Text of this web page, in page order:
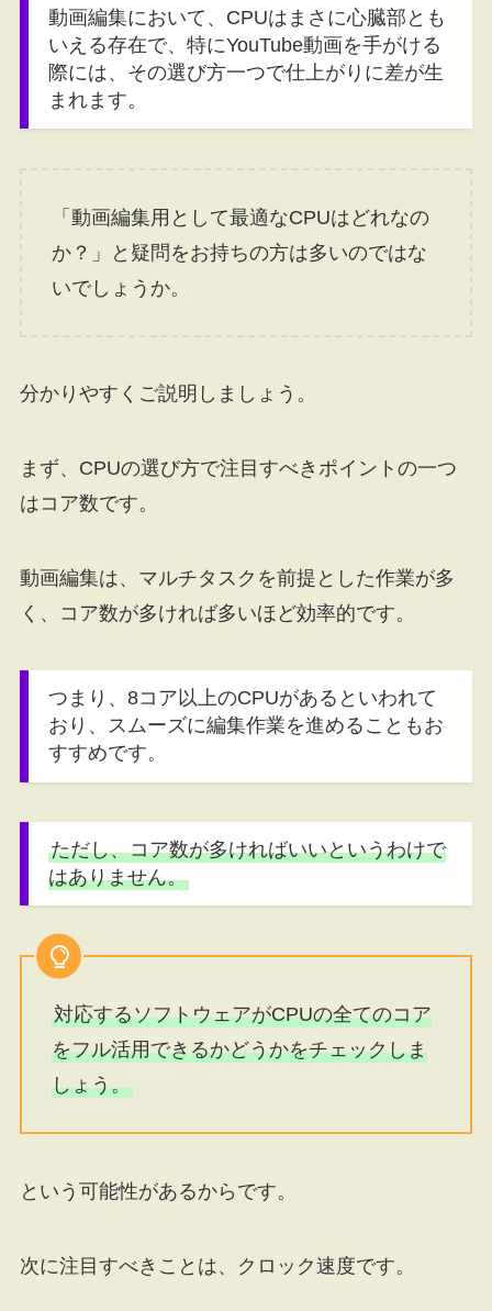
動画編集において、CPUはまさに心臓部とも
いえる存在で、特にYouTube動画を手がける
際には、その選び方一つで仕上がりに差が生
まれます。
「動画編集用として最適なCPUはどれなの
か？」と疑問をお持ちの方は多いのではな
いでしょうか。
分かりやすくご説明しましょう。
まず、CPUの選び方で注目すべきポイントの一つ
はコア数です。
動画編集は、マルチタスクを前提とした作業が多
く、コア数が多ければ多いほど効率的です。
つまり、8コア以上のCPUがあるといわれて
おり、スムーズに編集作業を進めることもお
すすめです。
ただし、コア数が多ければいいというわけで
はありません。
対応するソフトウェアがCPUの全てのコア
をフル活用できるかどうかをチェックしま
しょう。
という可能性があるからです。
次に注目すべきことは、クロック速度です。